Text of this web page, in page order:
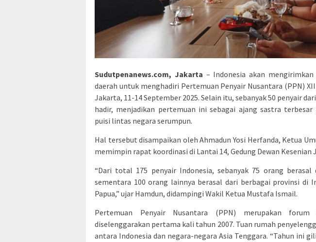
Sudutpenanews.com, Jakarta – Indonesia akan
daerah untuk menghadiri Pertemuan Penyair Nusantara (PPN)
Jakarta, 11-14 September 2025. Selain itu, sebanyak 50 penyair
hadir, menjadikan pertemuan ini sebagai ajang sastra
puisi lintas negara serumpun.
Hal tersebut disampaikan oleh Ahmadun Yosi Herfanda, Ketua
memimpin rapat koordinasi di Lantai 14, Gedung Dewan Kesenian
“Dari total 175 penyair Indonesia, sebanyak 75 orang berasal
sementara 100 orang lainnya berasal dari berbagai provinsi di
Papua,” ujar Hamdun, didampingi Wakil Ketua Mustafa Ismail.
Pertemuan Penyair Nusantara (PPN) merupakan
diselenggarakan pertama kali tahun 2007. Tuan rumah
antara Indonesia dan negara-negara Asia Tenggara. “Tahun ini